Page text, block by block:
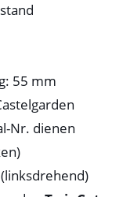
55 mm
Nr. dienen